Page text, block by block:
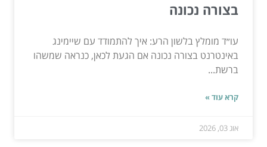
בצורה נכונה
עו״ד מומלץ בלשון הרע: איך להתמודד עם שיימינג
באינטרנט בצורה נכונה אם הגעת לכאן, כנראה שמשהו
ברשת...
קרא עוד »
אוג 03, 2026